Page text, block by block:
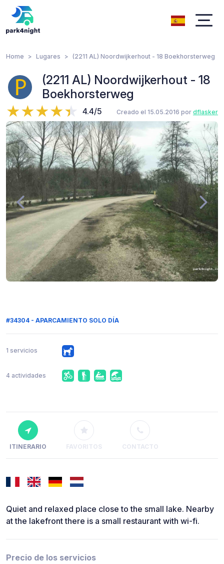
Home Lugares (2211 AL) Noordwijkerhout - 18 Boekhorsterweg
(2211 AL) Noordwijkerhout - 18
Boekhorsterweg
4.4/5 Creado el 15.05.2016 por dflasker
#34304 - APARCAMIENTO SOLO DÍA
1 servicios
4 actividades
ITINERARIO FAVORITOS CONTACTO
Quiet and relaxed place close to the small lake. Nearby
at the lakefront there is a small restaurant with wi-fi.
Precio de los servicios